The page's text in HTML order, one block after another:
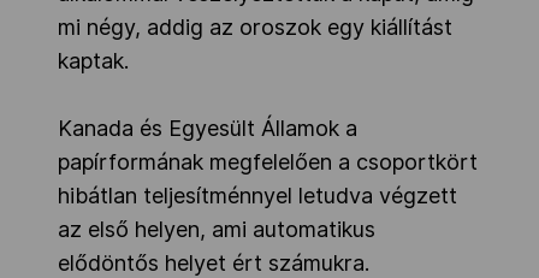
mi négy, addig az oroszok egy kiállítást
kaptak.
Kanada és Egyesült Államok a
papírformának megfelelően a csoportkört
hibátlan teljesítménnyel letudva végzett
az első helyen, ami automatikus
elődöntős helyet ért számukra.